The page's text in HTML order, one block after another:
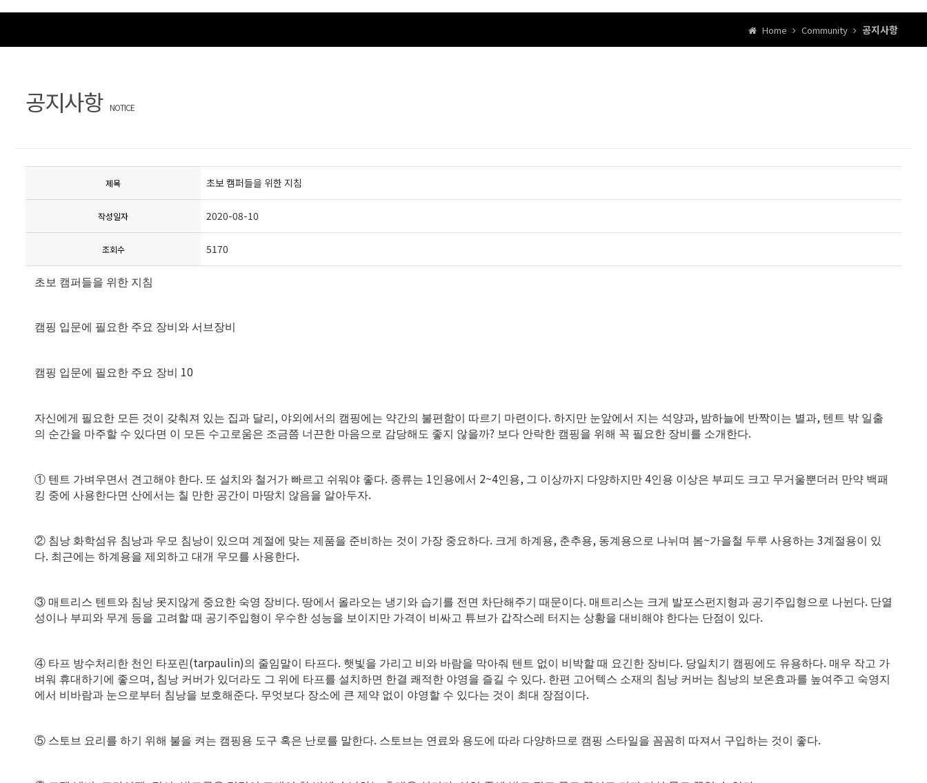
Home Community 공지사항
공지사항 NOTICE
제목 초보 캠퍼들을 위한 지침
작성일자 2020-08-10
조회수 5170
초보 캠퍼들을 위한 지침
캠핑 입문에 필요한 주요 장비와 서브장비
캠핑 입문에 필요한 주요 장비 10
자신에게 필요한 모든 것이 갖춰져 있는 집과 달리 , 야외에서의 캠핑에는 약간의 불편함이 따르기 마련이다. 하지만 눈앞에서 지는 석양과, 밤하늘에 반짝이는 별과, 텐트 밖 일출
의 순간을 마주할 수 있다면 이 모든 수고로움은 조금쯤 너끈한 마음으로 감당해도 좋지 않을까? 보다 안락한 캠핑을 위해 꼭 필요한 장비를 소개한다.
① 텐트 가벼우면서 견고해야 한다. 또 설치와 철거가 빠르고 쉬워야 좋다. 종류는 1인용에서 2~4인용, 그 이상까지 다양하지만 4인용 이상은 부피도 크고 무거울뿐더러 만약 백패
킹 중에 사용한다면 산에서는 칠 만한 공간이 마땅치 않음을 알아두자.
② 침낭 화학섬유 침낭과 우모 침낭이 있으며 계절에 맞는 제품을 준비하는 것이 가장 중요하다. 크게 하계용, 춘추용, 동계용으로 나뉘며 봄~가을철 두루 사용하는 3계절용이 있
다. 최근에는 하계용을 제외하고 대개 우모를 사용한다.
③ 매트리스 텐트와 침낭 못지않게 중요한 숙영 장비다. 땅에서 올라오는 냉기와 습기를 전면 차단해주기 때문이다. 매트리스는 크게 발포스펀지형과 공기주입형으로 나뉜다. 단열
성이나 부피와 무게 등을 고려할 때 공기주입형이 우수한 성능을 보이지만 가격이 비싸고 튜브가 갑작스레 터지는 상황을 대비해야 한다는 단점이 있다.
④ 타프 방수처리한 천인 타포린(tarpaulin)의 줄임말이 타프다. 햇빛을 가리고 비와 바람을 막아줘 텐트 없이 비박할 때 요긴한 장비다. 당일치기 캠핑에도 유용하다. 매우 작고 가
벼워 휴대하기에 좋으며 , 침낭 커버가 있더라도 그 위에 타프를 설치하면 한결 쾌적한 야영을 즐길 수 있다. 한편 고어텍스 소재의 침낭 커버는 침낭의 보온효과를 높여주고 숙영지
에서 비바람과 눈으로부터 침낭을 보호해준다. 무엇보다 장소에 큰 제약 없이 야영할 수 있다는 것이 최대 장점이다.
⑤ 스토브 요리를 하기 위해 불을 켜는 캠핑용 도구 혹은 난로를 말한다. 스토브는 연료와 용도에 따라 다양하므로 캠핑 스타일을 꼼꼼히 따져서 구입하는 것이 좋다.